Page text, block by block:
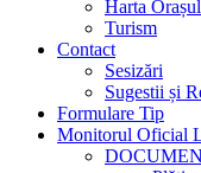
Harta
Turism
Contact
Sesizări
Sugestii și
Formulare Tip
Monitorul Oficial